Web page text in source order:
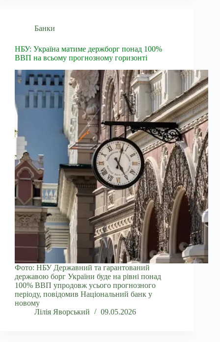
Банки
НБУ: Україна матиме держборг понад 100%
ВВП на всьому прогнозному горизонті
Фото: НБУ Державний та гарантований
державою борг України буде на рівні понад
100% ВВП упродовж усього прогнозного
періоду, повідомив Національний банк у
новому
Лілія Яворський
09.05.2026